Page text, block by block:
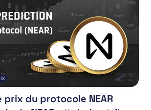
prix du protocole NEAR